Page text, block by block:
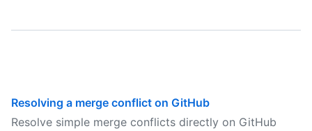
Resolving a merge conflict on GitHub
Resolve simple merge conflicts directly on GitHub